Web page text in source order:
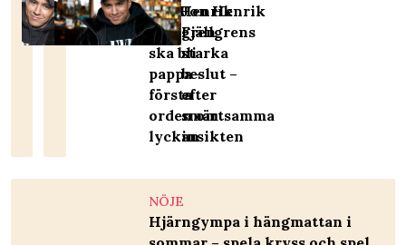
Jon Henrik
Fjällgren
ska bli
pappa –
första
orden om
lyckan
Jon Henrik
Fjällgrens
starka
beslut –
efter
smärtsamma
insikten
NÖJE
Hjärngympa i hängmattan i